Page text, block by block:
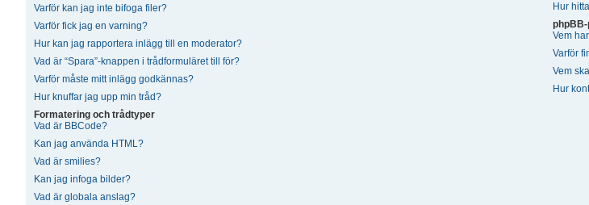
Varför kan jag inte bifoga filer?
Varför fick jag en varning?
Hur kan jag rapportera inlägg till en moderator?
Vad är “Spara”-knappen i trådformuläret till för?
Varför måste mitt inlägg godkännas?
Hur knuffar jag upp min tråd?
Formatering och trådtyper
Vad är BBCode?
Kan jag använda HTML?
Vad är smilies?
Kan jag infoga bilder?
Vad är globala anslag?
Hur
Vem
Varför
Vem
Hur